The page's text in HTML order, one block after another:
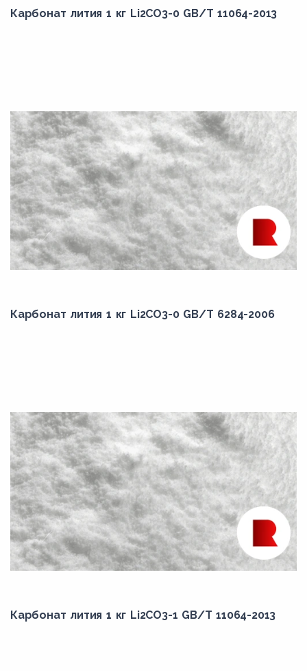
Карбонат лития 1 кг Li2CO3-0 GB/T 11064-2013
Карбонат лития 1 кг Li2CO3-0 GB/T 6284-2006
Карбонат лития 1 кг Li2CO3-1 GB/T 11064-2013